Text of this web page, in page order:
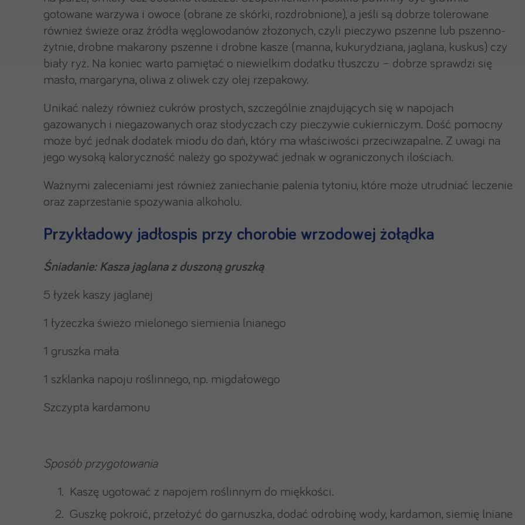
gotowane warzywa i owoce (obrane ze skórki, rozdrobnione), a jeśli są dobrze tolerowane
również świeże oraz źródła węglowodanów złożonych, czyli pieczywo pszenne lub pszenno-
żytnie, drobne makarony pszenne i drobne kasze (manna, kukurydziana, jaglana, kuskus) czy
biały ryż. Na koniec warto pamiętać o niewielkim dodatku tłuszczu – dobrze sprawdzi się
masło, margaryna, oliwa z oliwek czy olej rzepakowy.
Unikać należy również cukrów prostych, szczególnie znajdujących się w napojach
gazowanych i niegazowanych oraz słodyczach czy pieczywie cukierniczym. Dość pomocny
może być jednak dodatek miodu do dań, który ma właściwości przeciwzapalne. Z uwagi na
jego wysoką kaloryczność należy go spożywać jednak w ograniczonych ilościach.
Ważnymi zaleceniami jest również zaniechanie palenia tytoniu, które może utrudniać leczenie
oraz zaprzestanie spożywania alkoholu.
Przykładowy jadłospis przy chorobie wrzodowej żołądka
Śniadanie: Kasza jaglana z duszoną gruszką
5 łyżek kaszy jaglanej
1 łyżeczka świeżo mielonego siemienia lnianego
1 gruszka mała
1 szklanka napoju roślinnego, np. migdałowego
Szczypta kardamonu
Sposób przygotowania
Kaszę ugotować z napojem roślinnym do miękkości.
Guszkę pokroić, przełożyć do garnuszka, dodać odrobinę wody, kardamon, siemię lniane